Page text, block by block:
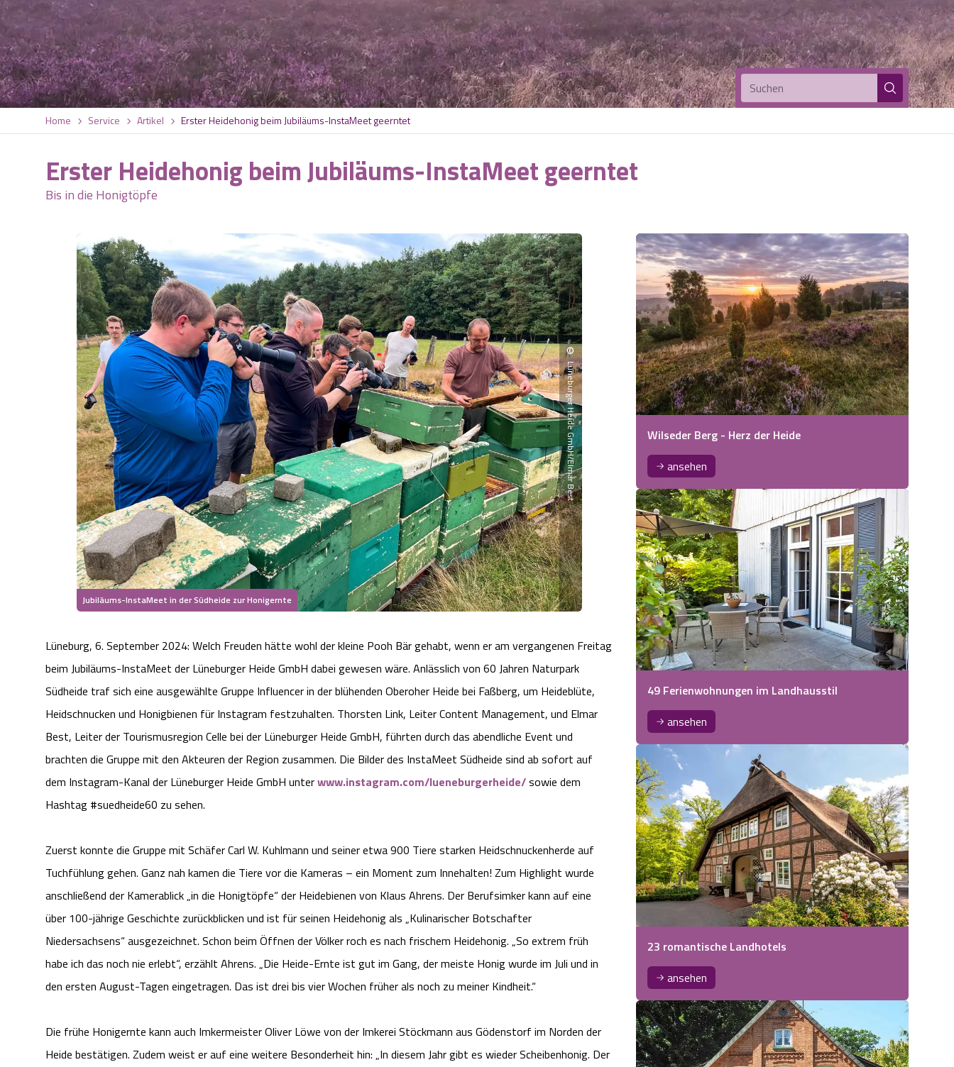
Suchen
Home Service Artikel Erster Heidehonig beim Jubiläums-InstaMeet geerntet
Erster Heidehonig beim Jubiläums-InstaMeet geerntet
Bis in die Honigtöpfe
Jubiläums-InstaMeet in der Südheide zur Honigernte
©
Lüneburger Heide GmbH/Elmar Best
Lüneburg, 6. September 2024: Welch Freuden hätte wohl der kleine Pooh Bär gehabt, wenn er am vergangenen Freitag
beim Jubiläums-InstaMeet der Lüneburger Heide GmbH dabei gewesen wäre. Anlässlich von 60 Jahren Naturpark
Südheide traf sich eine ausgewählte Gruppe Influencer in der blühenden Oberoher Heide bei Faßberg, um Heideblüte,
Heidschnucken und Honigbienen für Instagram festzuhalten. Thorsten Link, Leiter Content Management, und Elmar
Best, Leiter der Tourismusregion Celle bei der Lüneburger Heide GmbH, führten durch das abendliche Event und
brachten die Gruppe mit den Akteuren der Region zusammen. Die Bilder des InstaMeet Südheide sind ab sofort auf
dem Instagram-Kanal der Lüneburger Heide GmbH unterwww.instagram.com/lueneburgerheide/sowie dem
Hashtag #suedheide60 zu sehen.
Zuerst konnte die Gruppe mit Schäfer Carl W. Kuhlmann und seiner etwa 900 Tiere starken Heidschnuckenherde auf
Tuchfühlung gehen. Ganz nah kamen die Tiere vor die Kameras – ein Moment zum Innehalten! Zum Highlight wurde
anschließend der Kamerablick „in die Honigtöpfe“ der Heidebienen von Klaus Ahrens. Der Berufsimker kann auf eine
über 100-jährige Geschichte zurückblicken und ist für seinen Heidehonig als „Kulinarischer Botschafter
Niedersachsens“ ausgezeichnet. Schon beim Öffnen der Völker roch es nach frischem Heidehonig. „So extrem früh
habe ich das noch nie erlebt“, erzählt Ahrens. „Die Heide-Ernte ist gut im Gang, der meiste Honig wurde im Juli und in
den ersten August-Tagen eingetragen. Das ist drei bis vier Wochen früher als noch zu meiner Kindheit.“
Die frühe Honigernte kann auch Imkermeister Oliver Löwe von der Imkerei Stöckmann aus Gödenstorf im Norden der
Heide bestätigen. Zudem weist er auf eine weitere Besonderheit hin: „In diesem Jahr gibt es wieder Scheibenhonig. Der
Wilseder Berg - Herz der Heide
ansehen
49 Ferienwohnungen im Landhausstil
ansehen
23 romantische Landhotels
ansehen